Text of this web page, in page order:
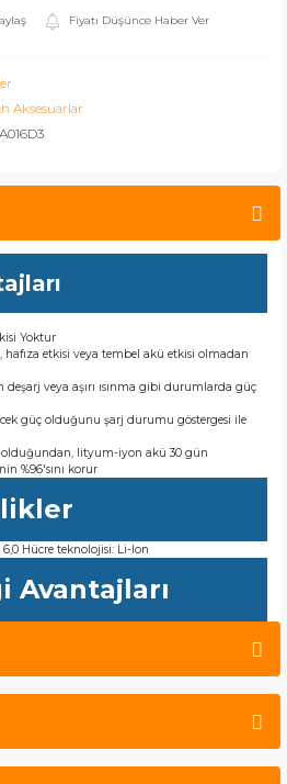
Fiyatı Düşünce Haber Ver
Aksesuarlar
Yoktur
etkisi veya tembel akü etkisi olmadan
deşarj veya aşırı ısınma gibi durumlarda güç
güç olduğunu şarj durumu göstergesi ile
olduğundan, lityum-iyon akü 30 gün
%96'sını korur
Hücre teknolojisi: Li-Ion
Avantajları